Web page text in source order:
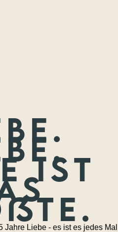
ist
Jahre Liebe - es ist es jedes Mal